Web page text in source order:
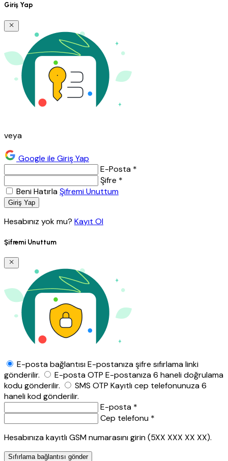
Giriş Yap
veya
Google ile Giriş Yap
E-Posta *
Şifre *
Beni HatırlaŞifremi Unuttum
Giriş Yap
Hesabınız yok mu? Kayıt Ol
Şifremi Unuttum
E-posta bağlantısıE-postanıza şifre sıfırlama linki
gönderilir.
E-posta OTP E-postanıza 6 haneli doğrulama
kodu gönderilir.
SMS OTP Kayıtlı cep telefonunuza 6
haneli kod gönderilir.
E-posta *
Cep telefonu *
Hesabınıza kayıtlı GSM numarasını girin (5XX XXX XX XX).
Sıfırlama bağlantısı gönder